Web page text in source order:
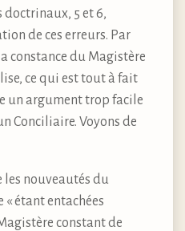
doctrinaux, 5 et 6,
de ces erreurs. Par
constance du Magistère
ce qui est tout à fait
un argument trop facile
Conciliaire. Voyons de
les nouveautés du
« étant entachées
constant de